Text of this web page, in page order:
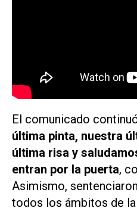
El comunicado
última pinta, nuestra
última risa y
entran por la puerta,
Asimismo,
todos los ámbitos de